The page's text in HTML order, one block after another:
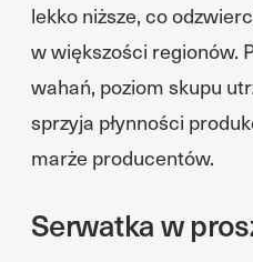
lekko niższe, co
w większości regionów.
wahań, poziom skupu
sprzyja płynności
marże producentów.
Serwatka w